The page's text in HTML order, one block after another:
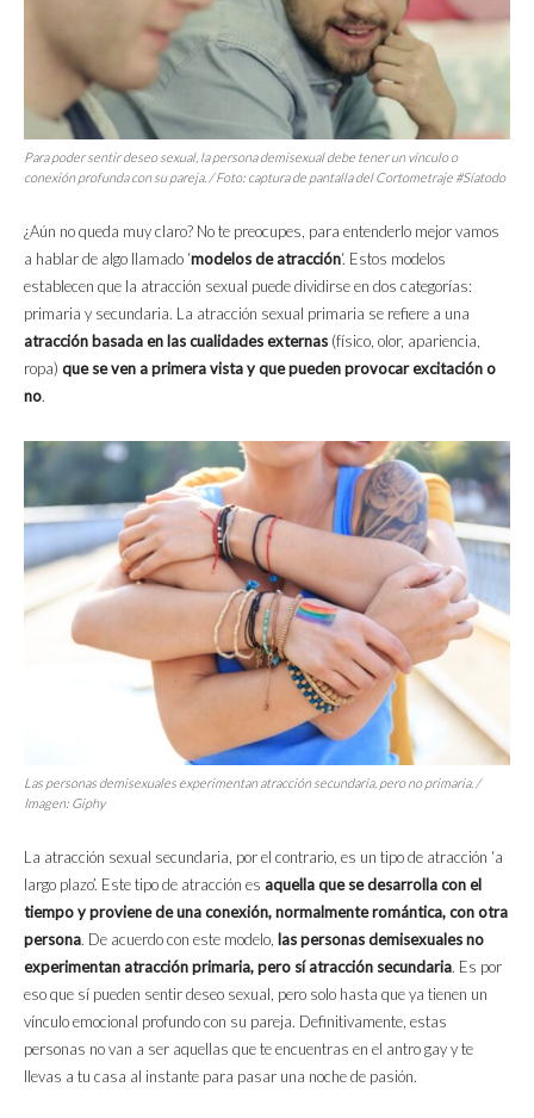
Para poder sentir deseo sexual, la persona demisexual debe tener un vínculo o
conexión profunda con su pareja. / Foto: captura de pantalla del Cortometraje #Síatodo
¿Aún no queda muy claro? No te preocupes, para entenderlo mejor vamos
a hablar de algo llamado ‘modelos de atracción‘. Estos modelos
establecen que la atracción sexual puede dividirse en dos categorías:
primaria y secundaria. La atracción sexual primaria se refiere a una
atracción basada en las cualidades externas (físico, olor, apariencia,
ropa) que se ven a primera vista y que pueden provocar excitación o
no.
Las personas demisexuales experimentan atracción secundaria, pero no primaria. /
Imagen: Giphy
La atracción sexual secundaria, por el contrario, es un tipo de atracción ‘a
largo plazo’. Este tipo de atracción es aquella que se desarrolla con el
tiempo y proviene de una conexión, normalmente romántica, con otra
persona. De acuerdo con este modelo, las personas demisexuales no
experimentan atracción primaria, pero sí atracción secundaria. Es por
eso que sí pueden sentir deseo sexual, pero solo hasta que ya tienen un
vínculo emocional profundo con su pareja. Definitivamente, estas
personas no van a ser aquellas que te encuentras en el antro gay y te
llevas a tu casa al instante para pasar una noche de pasión.